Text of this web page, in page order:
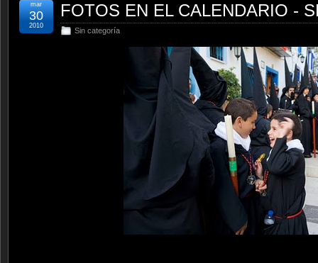
FOTOS EN EL CALENDARIO -
Sin categoría
mar
30
2010